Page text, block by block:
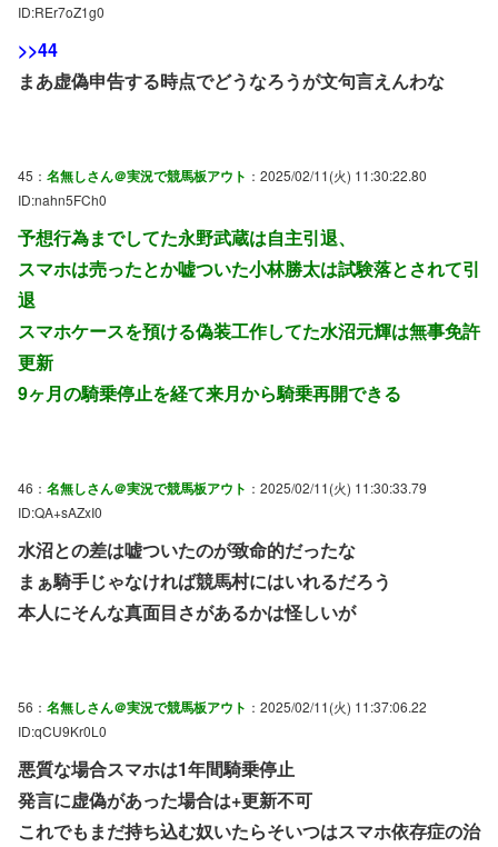
ID:REr7oZ1g0
>>44
まあ虚偽申告する時点でどうなろうが文句言えんわな
45： 名無しさん＠実況で競馬板アウト ：2025/02/11(火) 11:30:22.80
ID:nahn5FCh0
予想行為までしてた永野武蔵は自主引退、
スマホは売ったとか嘘ついた小林勝太は試験落とされて引
退
スマホケースを預ける偽装工作してた水沼元輝は無事免許
更新
9ヶ月の騎乗停止を経て来月から騎乗再開できる
46： 名無しさん＠実況で競馬板アウト ：2025/02/11(火) 11:30:33.79
ID:QA+sAZxI0
水沼との差は嘘ついたのが致命的だったな
まぁ騎手じゃなければ競馬村にはいれるだろう
本人にそんな真面目さがあるかは怪しいが
56： 名無しさん＠実況で競馬板アウト ：2025/02/11(火) 11:37:06.22
ID:qCU9Kr0L0
悪質な場合スマホは1年間騎乗停止
発言に虚偽があった場合は+更新不可
これでもまだ持ち込む奴いたらそいつはスマホ依存症の治